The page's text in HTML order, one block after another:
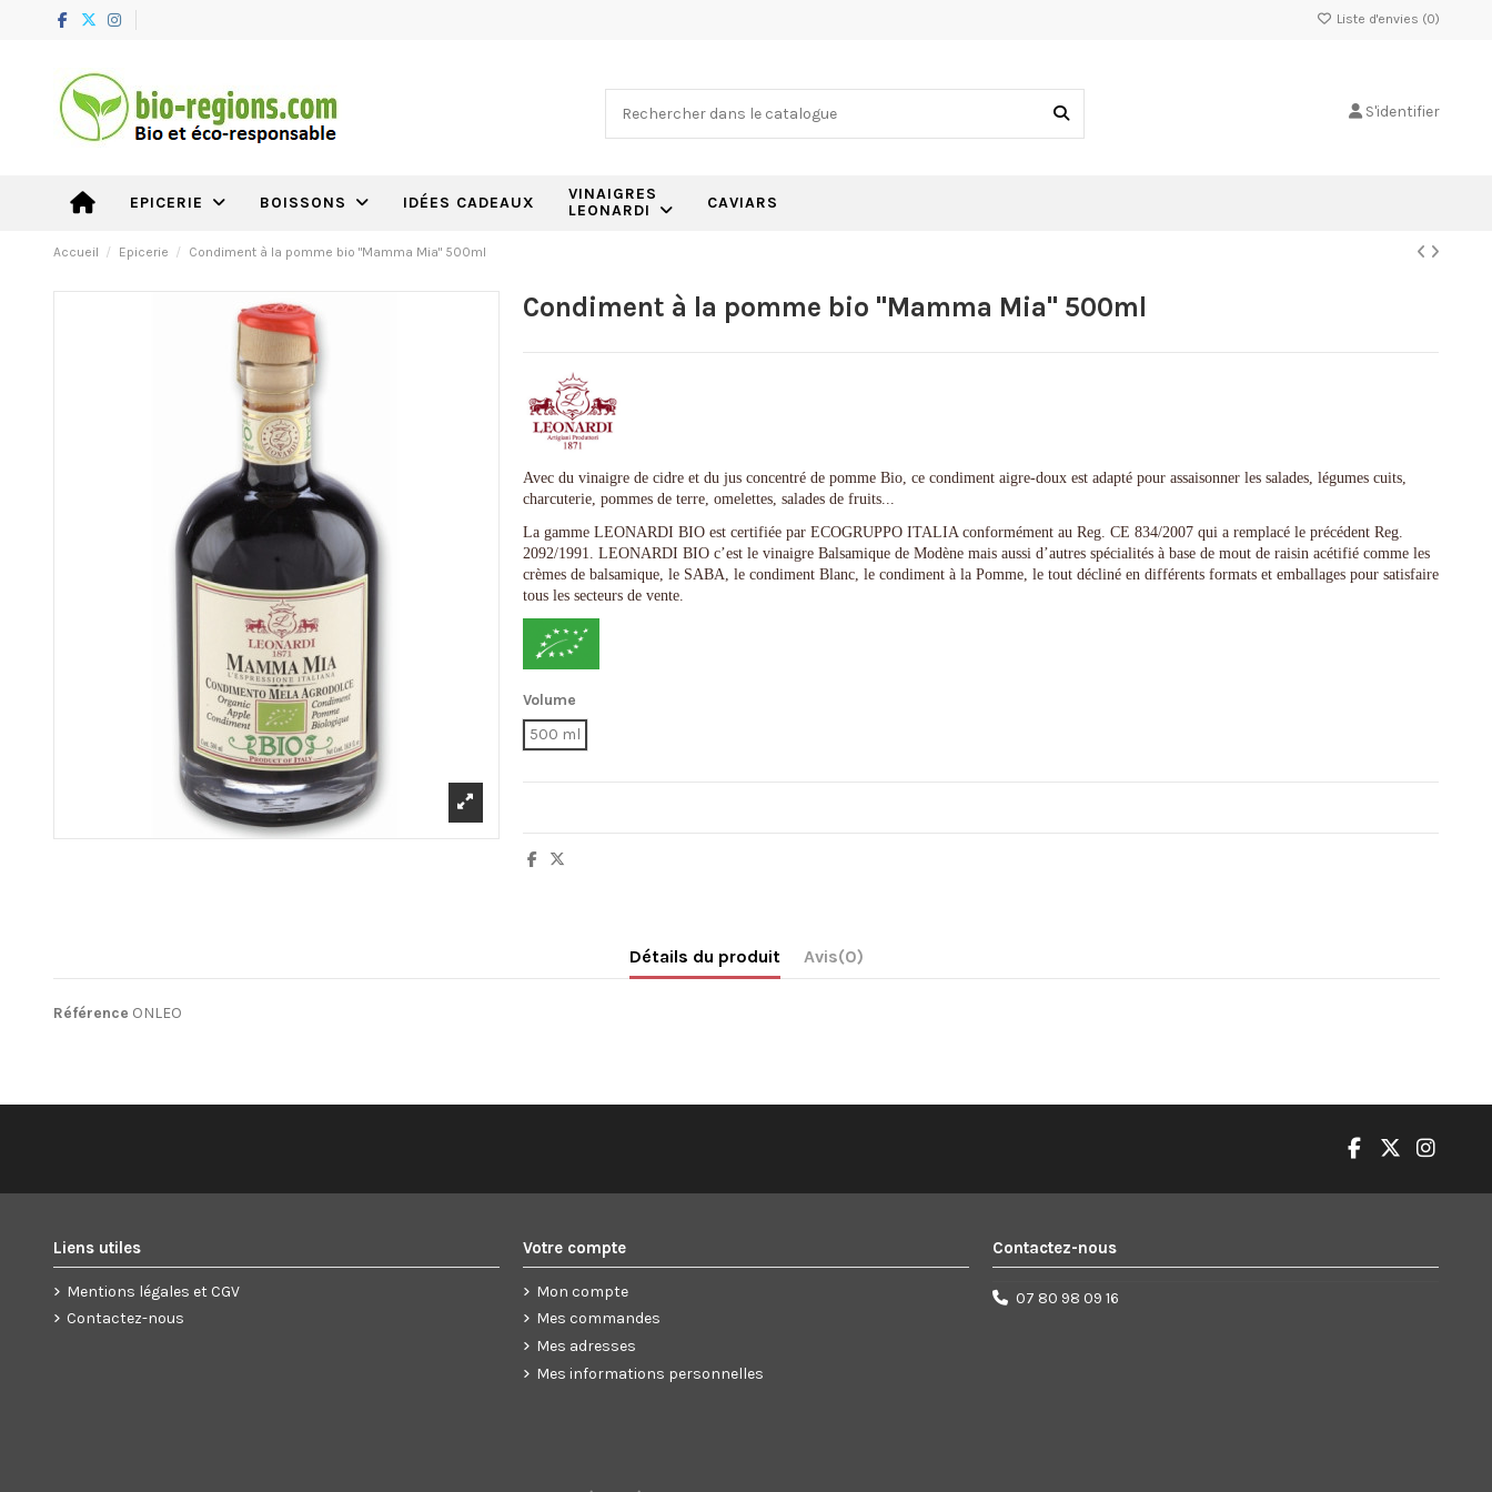
Liste d'envies (0)
S'identifier
EPICERIE BOISSONS IDÉES CADEAUX
VINAIGRES
LEONARDI
CAVIARS
Accueil Epicerie Condiment à la pomme bio "Mamma Mia" 500ml
Condiment à la pomme bio "Mamma Mia" 500ml
Avec du vinaigre de cidre et du jus concentré de pomme Bio, ce condiment aigre-doux est adapté pour assaisonner les salades, légumes cuits,
charcuterie, pommes de terre, omelettes, salades de fruits...
La gamme LEONARDI BIO est certifiée par ECOGRUPPO ITALIA conformément au Reg. CE 834/2007 qui a remplacé le précédent Reg.
2092/1991. LEONARDI BIO c’est le vinaigre Balsamique de Modène mais aussi d’autres spécialités à base de mout de raisin acétifié comme les
crèmes de balsamique, le SABA, le condiment Blanc, le condiment à la Pomme, le tout décliné en différents formats et emballages pour satisfaire
tous les secteurs de vente.
Volume
500 ml
Détails du produit Avis(0)
Référence ONLEO
Liens utiles
Mentions légales et CGV
Contactez-nous
Votre compte
Mon compte
Mes commandes
Mes adresses
Mes informations personnelles
Contactez-nous
07 80 98 09 16